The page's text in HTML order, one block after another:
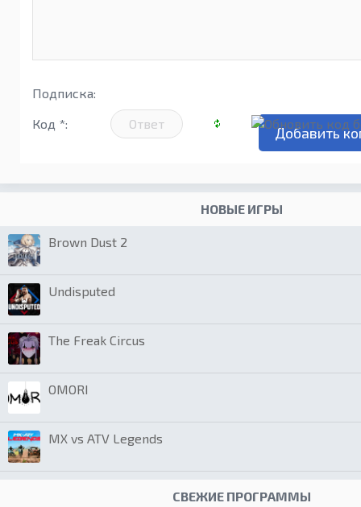
Подписка:
Код *:
НОВЫЕ ИГРЫ
Brown Dust 2
Undisputed
The Freak Circus
OMORI
MX vs ATV Legends
СВЕЖИЕ ПРОГРАММЫ